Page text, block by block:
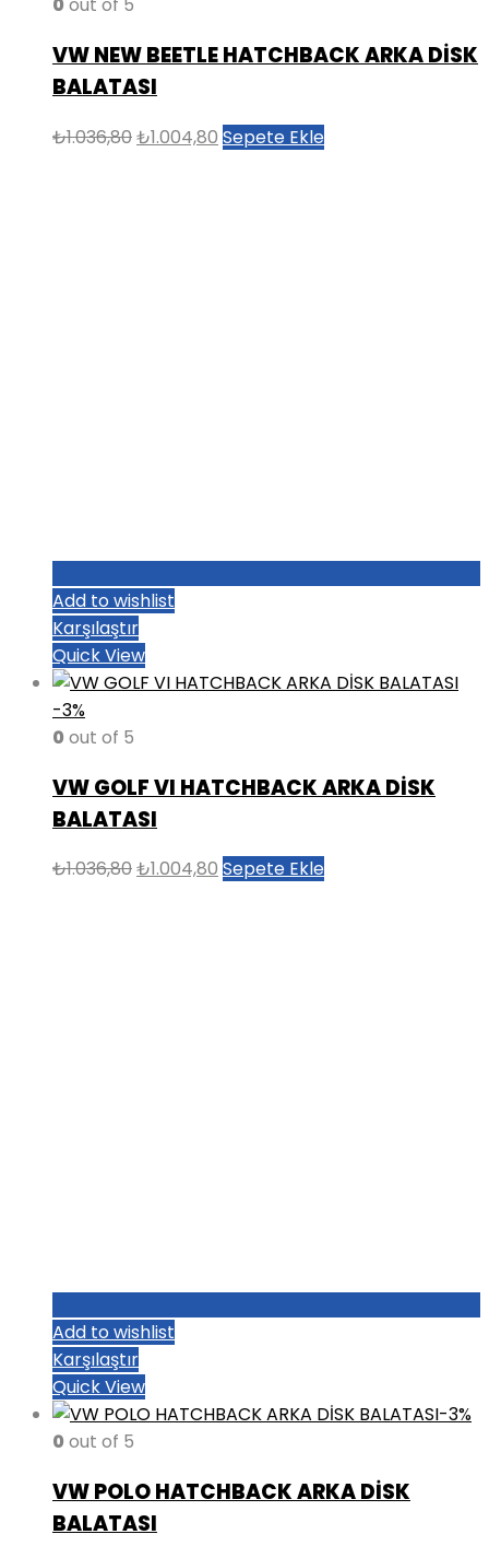
0 out of 5
VW NEW BEETLE HATCHBACK ARKA DİSK
BALATASI
₺1.036,80Orijinal
₺1.004,80 Şu
Sepete Ekle
Add to wishlist
Karşılaştır
Quick View
-3%
0 out of 5
VW GOLF VI HATCHBACK ARKA DİSK
BALATASI
₺1.036,80Orijinal
₺1.004,80 Şu
Sepete Ekle
Add to wishlist
Karşılaştır
Quick View
-3%
0 out of 5
VW POLO HATCHBACK ARKA DİSK
BALATASI